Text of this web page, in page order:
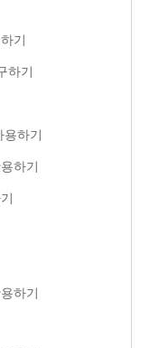
기
하기
용하기
하기
하기